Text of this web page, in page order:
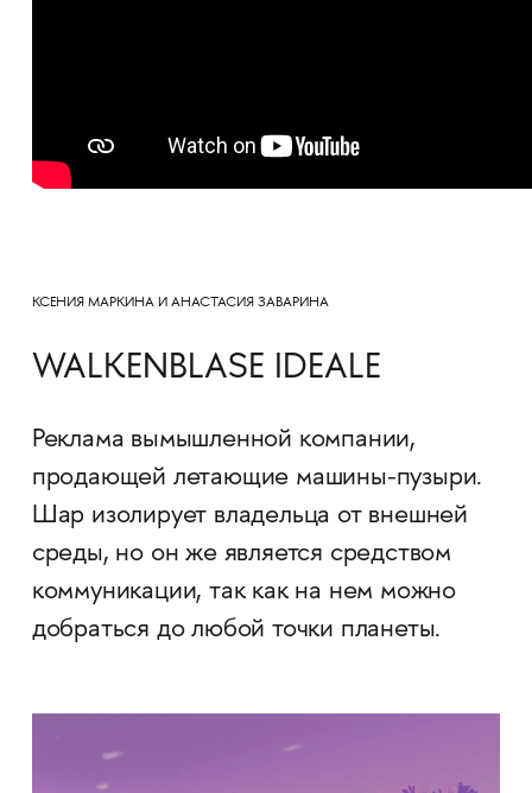
КСЕНИЯ МАРКИНА И АНАСТАСИЯ ЗАВАРИНА
WALKENBLASE IDEALE
Реклама вымышленной компании,
продающей летающие машины-пузыри.
Шар изолирует владельца от внешней
среды, но он же является средством
коммуникации, так как на нем можно
добраться до любой точки планеты.